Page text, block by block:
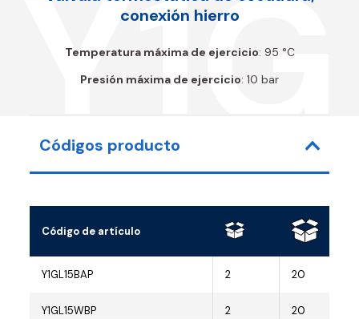
Y1G
conexión hierro
Temperatura máxima de ejercicio: 95 °C
Presión máxima de ejercicio: 10 bar
Códigos producto
Código de artículo
Y1GL15BAP 2 20
Y1GL15WBP 2 20